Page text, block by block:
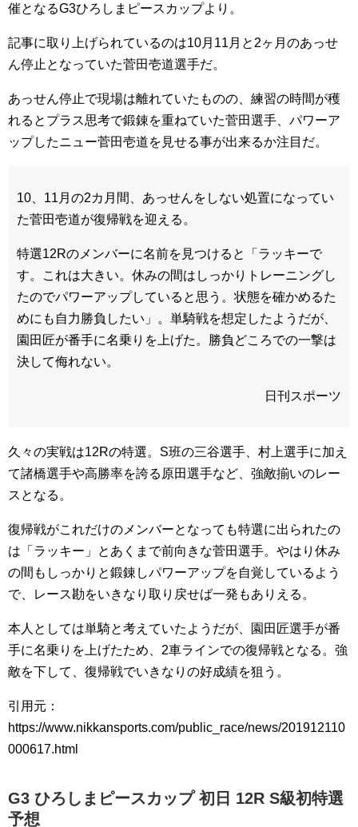
催となるG3ひろしまピースカップより。
記事に取り上げられているのは10月11月と2ヶ月のあっせ
ん停止となっていた菅田壱道選手だ。
あっせん停止で現場は離れていたものの、練習の時間が穫
れるとプラス思考で鍛錬を重ねていた菅田選手、パワーア
ップしたニュー菅田壱道を見せる事が出来るか注目だ。
10、11月の2カ月間、あっせんをしない処置になってい
た菅田壱道が復帰戦を迎える。
特選12Rのメンバーに名前を見つけると「ラッキーで
す。これは大きい。休みの間はしっかりトレーニングし
たのでパワーアップしていると思う。状態を確かめるた
めにも自力勝負したい」。単騎戦を想定したようだが、
園田匠が番手に名乗りを上げた。勝負どころでの一撃は
決して侮れない。
日刊スポーツ
久々の実戦は12Rの特選。S班の三谷選手、村上選手に加え
て諸橋選手や高勝率を誇る原田選手など、強敵揃いのレー
スとなる。
復帰戦がこれだけのメンバーとなっても特選に出られたの
は「ラッキー」とあくまで前向きな菅田選手。やはり休み
の間もしっかりと鍛錬しパワーアップを自覚しているよう
で、レース勘をいきなり取り戻せば一発もありえる。
本人としては単騎と考えていたようだが、園田匠選手が番
手に名乗りを上げたため、2車ラインでの復帰戦となる。強
敵を下して、復帰戦でいきなりの好成績を狙う。
引用元：
https://www.nikkansports.com/public_race/news/201912110
000617.html
G3 ひろしまピースカップ 初日 12R S級初特選
予想